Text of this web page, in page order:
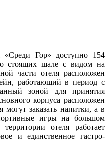
«Среди Гор» доступно 154
стоящих шале с видом на
части отеля расположен
работающий в период с
зоной для принятия
корпуса расположен
могут заказать напитки, а в
игры на большом
отеля работает
и единственное гастро-